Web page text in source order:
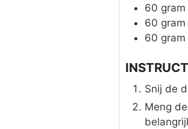
60 gram
60 gram
60 gram
Snij de
Meng